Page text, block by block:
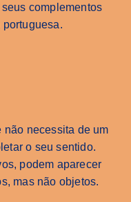
complementos
não necessita de um
o seu sentido.
podem aparecer
mas não objetos.